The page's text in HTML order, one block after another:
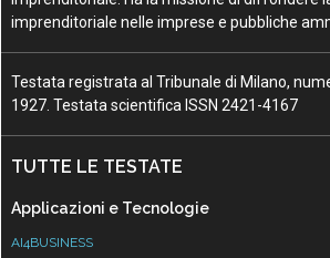
imprenditoriale nelle imprese e pubbliche
Testata registrata al Tribunale di Milano,
1927. Testata scientifica ISSN 2421-4167
TUTTE LE TESTATE
Applicazioni e Tecnologie
AI4BUSINESS